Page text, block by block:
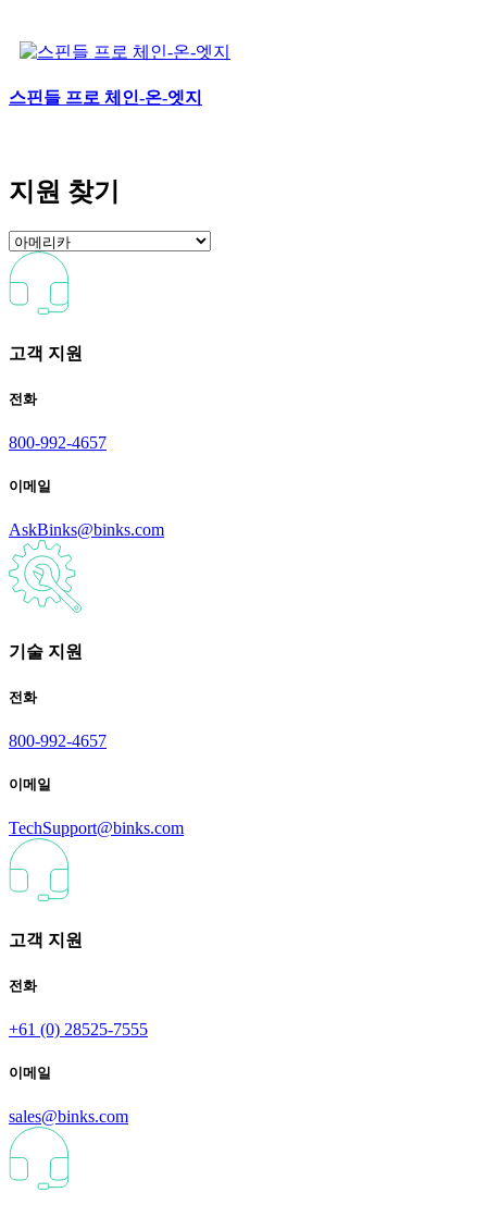
스핀들 프로 체인-온-엣지
지원 찾기
고객 지원
전화
800-992-4657
이메일
AskBinks@binks.com
기술 지원
전화
800-992-4657
이메일
TechSupport@binks.com
고객 지원
전화
+61 (0) 28525-7555
이메일
sales@binks.com